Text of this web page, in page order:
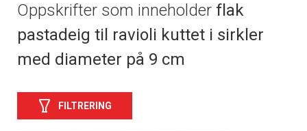
Oppskrifter som inneholder flak
pastadeig til ravioli kuttet i sirkler
med diameter på 9 cm
FILTRERING